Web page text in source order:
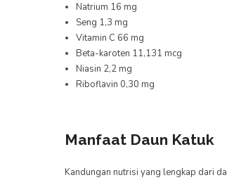
Natrium 16 mg
Seng 1,3 mg
Vitamin C 66 mg
Beta-karoten 11,131 mcg
Niasin 2,2 mg
Riboflavin 0,30 mg
Manfaat Daun Katuk
Kandungan nutrisi yang lengkap dari